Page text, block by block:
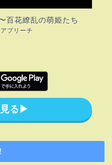
百花繚乱の萌姫たち
アプリーチ
見る▶︎